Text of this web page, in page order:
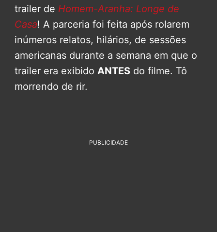
trailer de Homem-Aranha: Longe de
Casa! A parceria foi feita após rolarem
inúmeros relatos, hilários, de sessões
americanas durante a semana em que o
trailer era exibido ANTES do filme. Tô
morrendo de rir.
PUBLICIDADE